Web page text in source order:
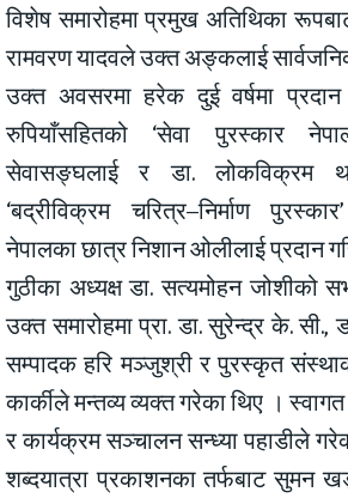
विशेष समारोहमा प्रमुख अतिथिका रूपबाट
रामवरण यादवले उक्त अङ्कलाई
उक्त अवसरमा हरेक दुई वर्षमा
रुपियाँसहितको ‘सेवा पुरस्कार
सेवासङ्घलाई र डा. लोकविक्रम
‘बद्रीविक्रम चरित्र–निर्माण
नेपालका छात्र निशान ओलीलाई प्रदान
गुठीका अध्यक्ष डा. सत्यमोहन जोशीको
उक्त समारोहमा प्रा. डा. सुरेन्द्र के. सी.,
सम्पादक हरि मञ्जुश्री र पुरस्कृत
कार्कीले मन्तव्य व्यक्त गरेका थिए ।
र कार्यक्रम सञ्चालन सन्ध्या पहाडीले
शब्दयात्रा प्रकाशनका तर्फबाट सुमन